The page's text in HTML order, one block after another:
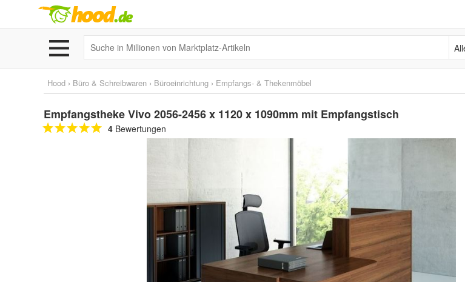
Hood › Büro & Schreibwaren › Büroeinrichtung › Empfangs- & Thekenmöbel
Empfangstheke Vivo 2056-2456 x 1120 x 1090mm mit Empfangstisch
4 Bewertungen